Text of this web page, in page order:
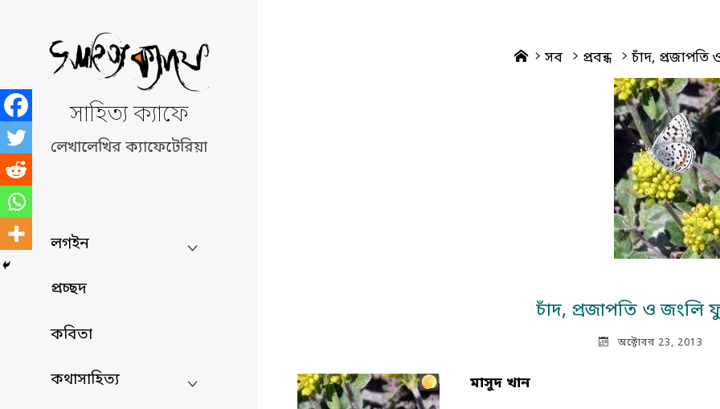
content
সাহিত্য ক্যাফে
লেখালেখির ক্যাফেটেরিয়া
লগইন
প্রচ্ছদ
কবিতা
কথাসাহিত্য
Home
সব প্রবন্ধ চাঁদ, প্রজাপতি
চাঁদ, প্রজাপতি ও জংলি
অক্টোবর 23, 2013
মাসুদ খান